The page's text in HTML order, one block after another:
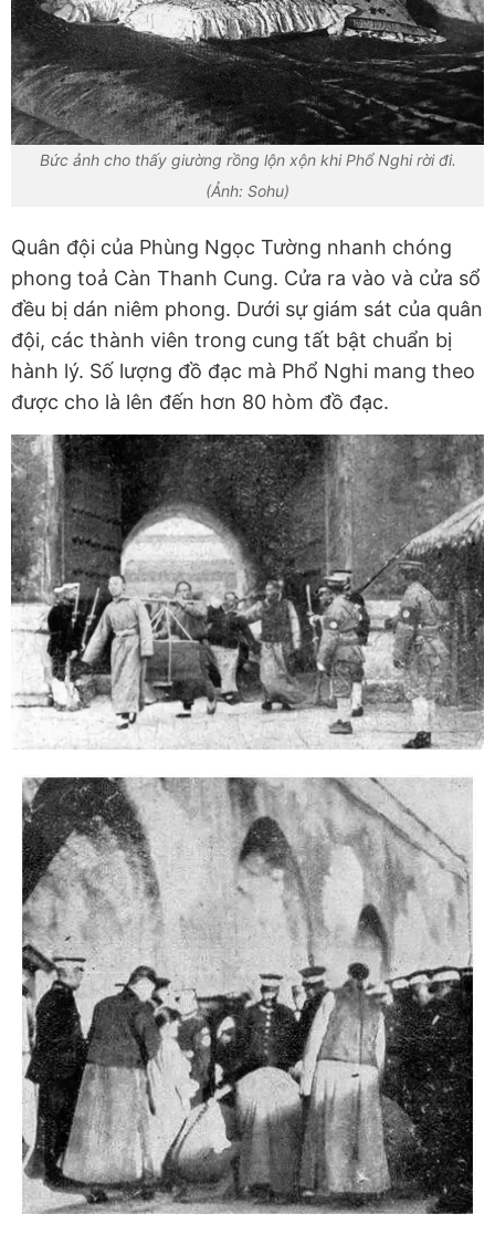
Bức ảnh cho thấy giường rồng lộn xộn khi Phổ Nghi rời đi.
(Ảnh: Sohu)
Quân đội của Phùng Ngọc Tường nhanh chóng
phong toả Càn Thanh Cung. Cửa ra vào và cửa sổ
đều bị dán niêm phong. Dưới sự giám sát của quân
đội, các thành viên trong cung tất bật chuẩn bị
hành lý. Số lượng đồ đạc mà Phổ Nghi mang theo
được cho là lên đến hơn 80 hòm đồ đạc.